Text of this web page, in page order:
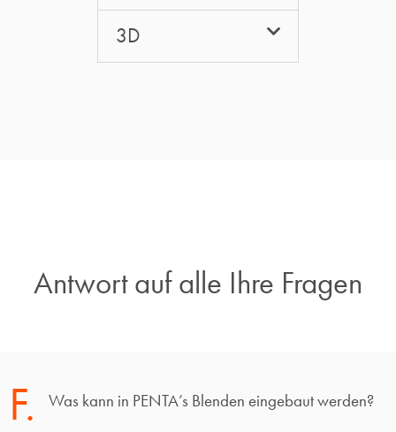
3D
Antwort auf alle Ihre Fragen​
F. Was kann in PENTA’s Blenden eingebaut werden?